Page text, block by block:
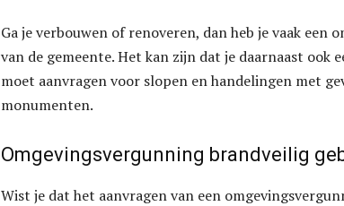
Ga je verbouwen of renoveren, dan heb je vaak een
van de gemeente. Het kan zijn dat je daarnaast ook
moet aanvragen voor slopen en handelingen met
monumenten.
Omgevingsvergunning brandveilig
Wist je dat het aanvragen van een